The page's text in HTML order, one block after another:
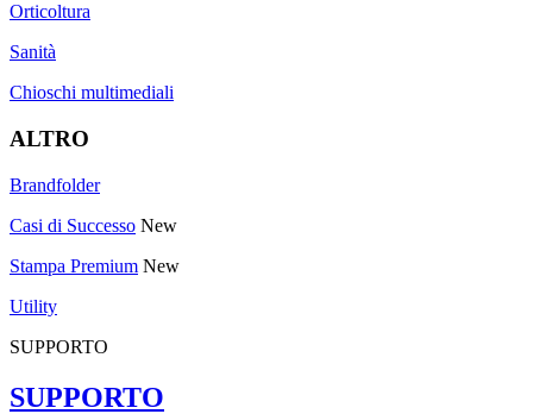
Orticoltura
Sanità
Chioschi multimediali
ALTRO
Brandfolder
Casi di Successo New
Stampa Premium New
Utility
SUPPORTO
SUPPORTO